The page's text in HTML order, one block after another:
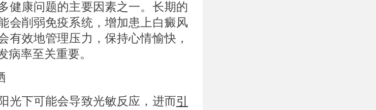
康问题的主要因素之一。长期的
会削弱免疫系统，增加患上白癜风
有效地管理压力，保持心情愉快，
病率至关重要。
下可能会导致光敏反应，进而引